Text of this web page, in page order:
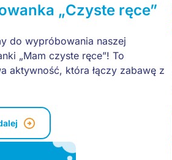
„Czyste ręce”
do wypróbowania naszej
„Mam czyste ręce”! To
aktywność, która łączy zabawę z